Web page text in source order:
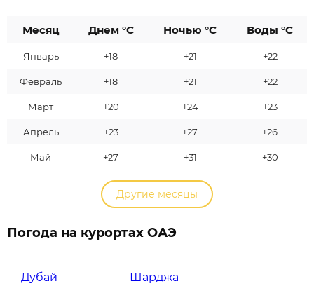
Месяц Днем °C Ночью °C Воды °C
Январь +18 +21 +22
Февраль +18 +21 +22
Март +20 +24 +23
Апрель +23 +27 +26
Май +27 +31 +30
Другие месяцы
Погода на курортах ОАЭ
Дубай Шарджа